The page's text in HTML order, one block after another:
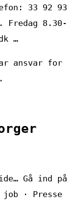
33 92 93
Fredag ​​8.30-
…
ansvar for
Gå ind på
job · Presse